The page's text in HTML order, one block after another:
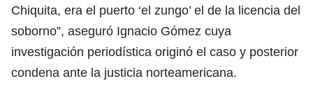
Chiquita, era el puerto ‘el zungo’ el de la licencia del
soborno”, aseguró Ignacio Gómez cuya
investigación periodística originó el caso y posterior
condena ante la justicia norteamericana.